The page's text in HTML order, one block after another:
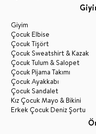
Giyim
Çocuk Elbise
Çocuk Tişört
Çocuk Sweatshirt & Kazak
Çocuk Tulum & Salopet
Çocuk Pijama Takımı
Çocuk Ayakkabı
Çocuk Sandalet
Kız Çocuk Mayo & Bikini
Erkek Çocuk Deniz Şortu